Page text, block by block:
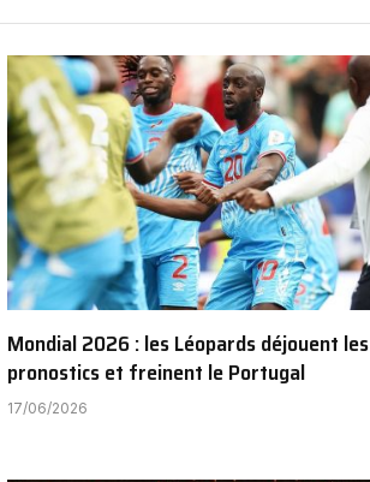
Mondial 2026 : les Léopards déjouent les
pronostics et freinent le Portugal
17/06/2026